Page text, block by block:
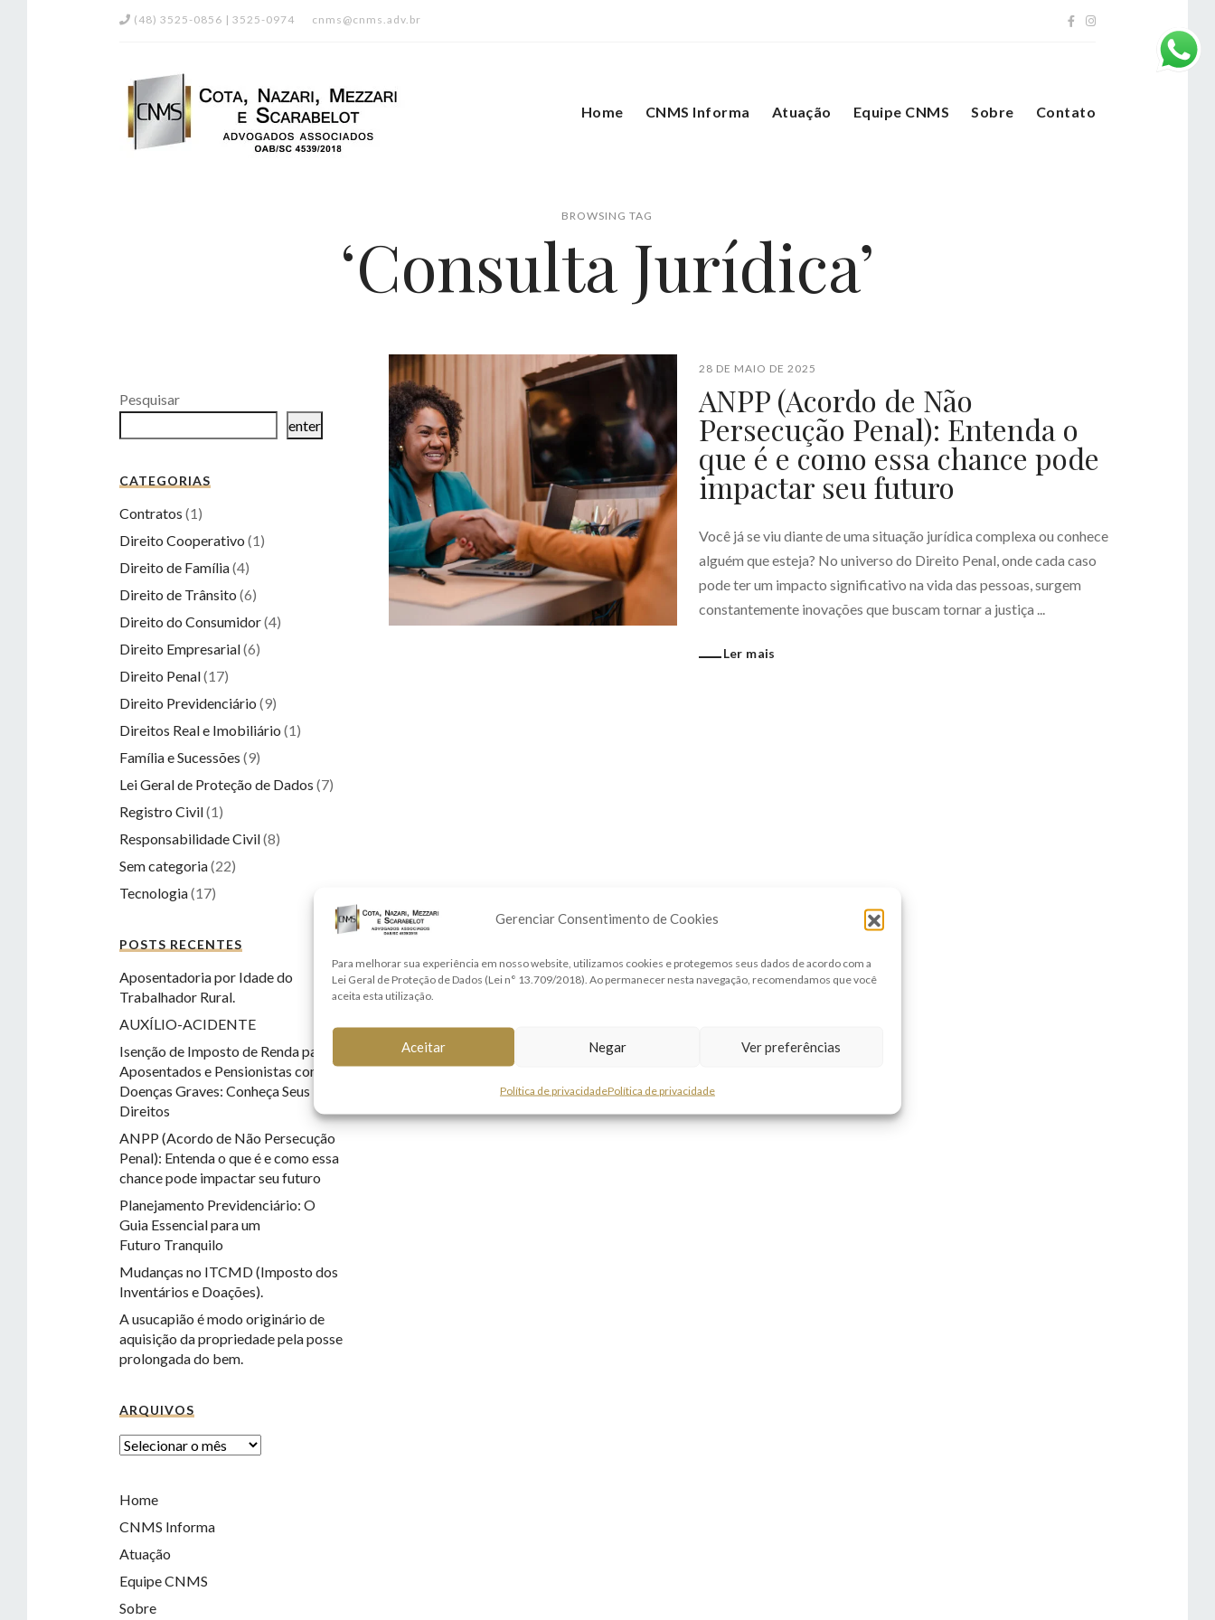
Gerenciar Consentimento de Cookies
Para melhorar sua experiência em nosso website, utilizamos cookies e protegemos seus dados de acordo com a
Lei Geral de Proteção de Dados (Lei n° 13.709/2018). Ao permanecer nesta navegação, recomendamos que você
aceita esta utilização.
Aceitar Negar Ver preferências
Política de privacidadePolítica de privacidade
(48) 3525-0856 | 3525-0974 cnms@cnms.adv.br
Home CNMS Informa Atuação Equipe CNMS Sobre Contato
BROWSING TAG
‘Consulta Jurídica’
28 DE MAIO DE 2025
ANPP (Acordo de Não
Persecução Penal): Entenda o
que é e como essa chance pode
impactar seu futuro
Você já se viu diante de uma situação jurídica complexa ou conhece
alguém que esteja? No universo do Direito Penal, onde cada caso
pode ter um impacto significativo na vida das pessoas, surgem
constantemente inovações que buscam tornar a justiça ...
Ler mais
Pesquisar
enter
CATEGORIAS
Contratos (1)
Direito Cooperativo (1)
Direito de Família(4)
Direito de Trânsito (6)
Direito do Consumidor(4)
Direito Empresarial(6)
Direito Penal(17)
Direito Previdenciário (9)
Direitos Real e Imobiliário (1)
Família e Sucessões (9)
Lei Geral de Proteção de Dados (7)
Registro Civil(1)
Responsabilidade Civil(8)
Sem categoria(22)
Tecnologia(17)
POSTS RECENTES
Aposentadoria por Idade do
Trabalhador Rural.
AUXÍLIO-ACIDENTE
Isenção de Imposto de Renda para
Aposentados e Pensionistas com
Doenças Graves: Conheça Seus
Direitos
ANPP (Acordo de Não Persecução
Penal): Entenda o que é e como essa
chance pode impactar seu futuro
Planejamento Previdenciário: O
Guia Essencial para um
Futuro Tranquilo
Mudanças no ITCMD (Imposto dos
Inventários e Doações).
A usucapião é modo originário de
aquisição da propriedade pela posse
prolongada do bem.
ARQUIVOS
Home
CNMS Informa
Atuação
Equipe CNMS
Sobre